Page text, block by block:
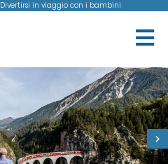
Divertirsi in viaggio con i bambini